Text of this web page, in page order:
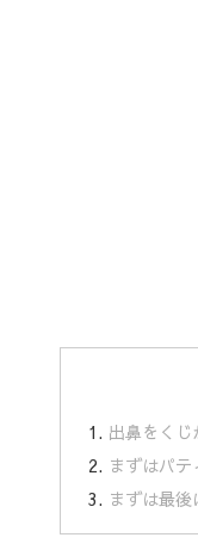
出鼻をくじ
まずはパ
まずは最後